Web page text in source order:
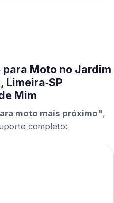
Moto no Jardim
Limeira‑SP
Mim
moto mais próximo",
completo: